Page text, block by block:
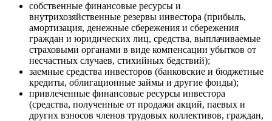
собственные финансовые ресурсы и
внутрихозяйственные резервы инвестора (прибыль,
амортизация, денежные сбережения и сбережения
граждан и юридических лиц, средства, выплачиваемые
страховыми органами в виде компенсации убытков от
несчастных случаев, стихийных бедствий);
заемные средства инвесторов (банковские и бюджетные
кредиты, облигационные займы и другие фонды);
привлеченные финансовые ресурсы инвестора
(средства, полученные от продажи акций, паевых и
других взносов членов трудовых коллективов, граждан,